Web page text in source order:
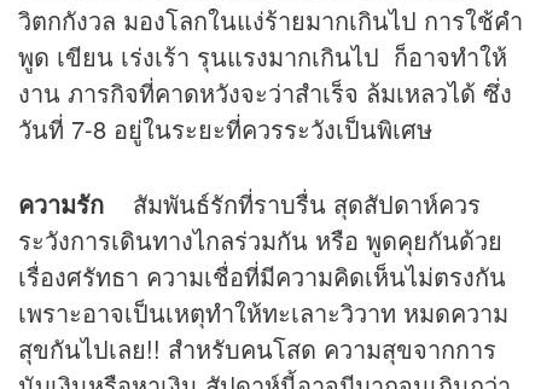
วิตกกังวล มองโลกในแง่ร้ายมากเกินไป การใช้คำ
พูด เขียน เร่งเร้า รุนแรงมากเกินไป ก็อาจทำให้
งาน ภารกิจที่คาดหวังจะว่าสำเร็จ ล้มเหลวได้ ซึ่ง
วันที่ 7-8 อยู่ในระยะที่ควรระวังเป็นพิเศษ
ความรัก สัมพันธ์รักที่ราบรื่น สุดสัปดาห์ควร
ระวังการเดินทางไกลร่วมกัน หรือ พูดคุยกันด้วย
เรื่องศรัทธา ความเชื่อที่มีความคิดเห็นไม่ตรงกัน
เพราะอาจเป็นเหตุทำให้ทะเลาะวิวาท หมดความ
สุขกันไปเลย!! สำหรับคนโสด ความสุขจากการ